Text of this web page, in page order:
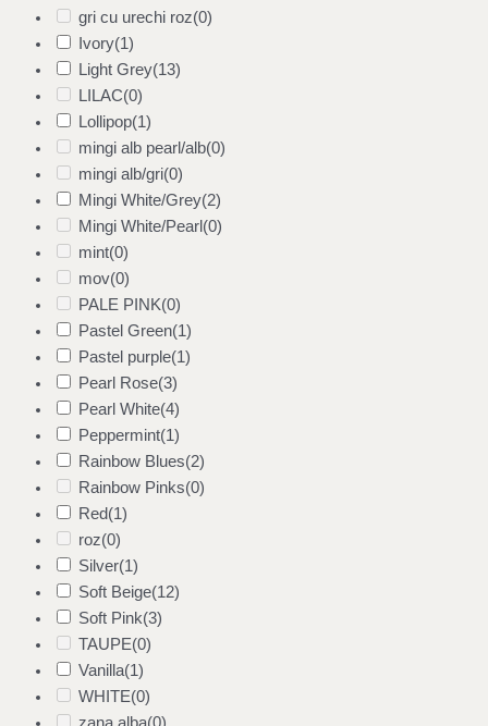
gri cu urechi roz(0)
Ivory(1)
Light Grey(13)
LILAC(0)
Lollipop(1)
mingi alb pearl/alb(0)
mingi alb/gri(0)
Mingi White/Grey(2)
Mingi White/Pearl (0)
mint(0)
mov(0)
PALE PINK(0)
Pastel Green(1)
Pastel purple(1)
Pearl Rose(3)
Pearl White(4)
Peppermint(1)
Rainbow Blues(2)
Rainbow Pinks(0)
Red(1)
roz(0)
Silver(1)
Soft Beige(12)
Soft Pink(3)
TAUPE(0)
Vanilla(1)
WHITE(0)